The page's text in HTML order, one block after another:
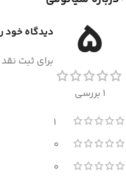
5
1 بررسی
1
0
0
دیدگاه خود
برای ثبت